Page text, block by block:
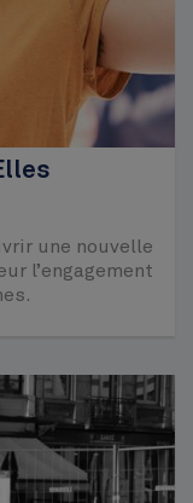
une nouvelle
l’engagement